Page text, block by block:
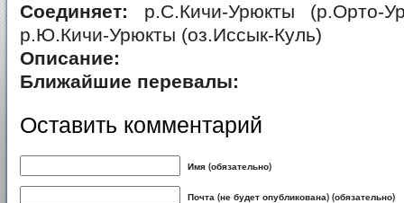
Соединяет: р.С.Кичи-Урюкты (р.Орто-
р.Ю.Кичи-Урюкты (оз.Иссык-Куль)
Описание:
Ближайшие перевалы:
Оставить комментарий
Имя (обязательно)
Почта (не будет опубликована) (обязательно)